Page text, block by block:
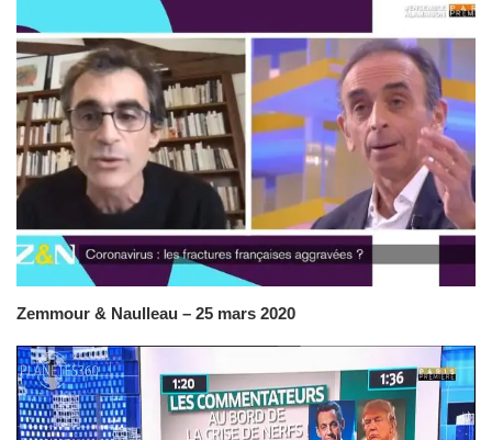
Zemmour & Naulleau – 25 mars 2020